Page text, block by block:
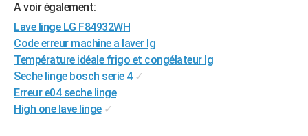
Guides de France
Escapades
Patrimoine
Expositions
Musées
Week-end nature
+LIFESTYLE
Art de vivre
Bien-être
Loisirs
Mode
Modes de vie
SANTE
Alimentation
Guide de la santé
Maladies
Médicaments
Sommeil
VOYAGE
Destinations
City break
Voyage nature
Voyage de noces
Forum
Climat
+PHOTO
A voir également:
Lave linge LG F84932WH
Code erreur machine a laver lg
Température idéale frigo et congélateur lg
Seche linge bosch serie 4 ✓
Erreur e04 seche linge
High one lave linge ✓